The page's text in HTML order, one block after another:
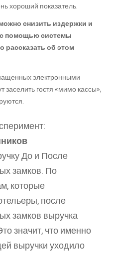
хороший показатель.
снизить издержки и
помощью системы
рассказать об этом
электронными
гостя «мимо кассы»,
До и После
замков. По
которые
после
замков выручка
значит, что именно
выручки уходило